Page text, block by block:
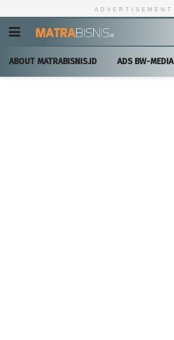
ADVERTISEMENT
ABOUT MATRABISNIS.ID ADS BW-MEDIA